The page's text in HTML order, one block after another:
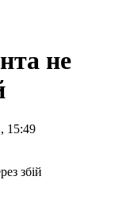
не
15:49